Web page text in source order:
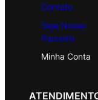
Contato
Seja Nosso
Parceiro
Minha Conta